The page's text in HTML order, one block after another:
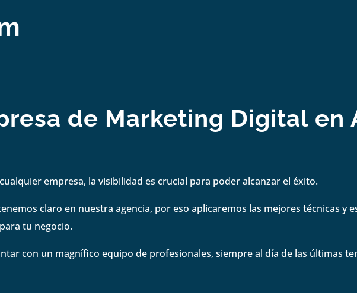
de Marketing Digital en
empresa, la visibilidad es crucial para poder alcanzar el éxito.
claro en nuestra agencia, por eso aplicaremos las mejores técnicas y
tu negocio.
con un magnífico equipo de profesionales, siempre al día de las últimas